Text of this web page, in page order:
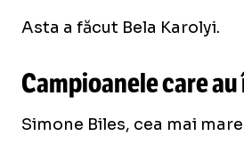
Asta a făcut Bela Karolyi.
Campioanele care
Simone Biles, cea mai